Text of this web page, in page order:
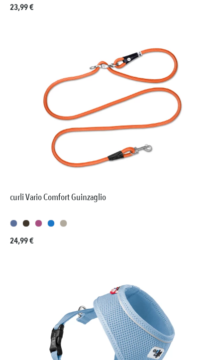
Prezzo normale:
23,99 €
curli Vario Comfort Guinzaglio
Prezzo normale:
24,99 €